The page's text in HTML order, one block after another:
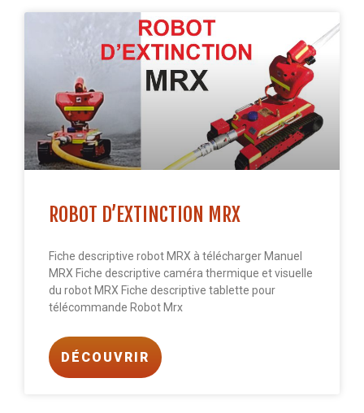
ROBOT D’EXTINCTION MRX
Fiche descriptive robot MRX à télécharger Manuel
MRX Fiche descriptive caméra thermique et visuelle
du robot MRX Fiche descriptive tablette pour
télécommande Robot Mrx
DÉCOUVRIR